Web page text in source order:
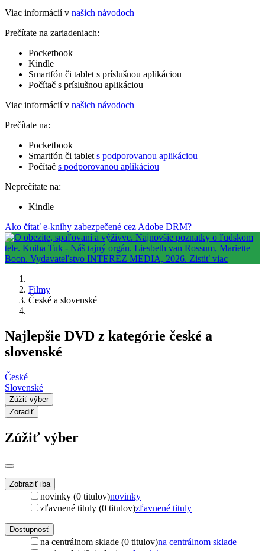
Viac informácií v našich návodoch
Prečítate na zariadeniach:
Pocketbook
Kindle
Smartfón či tablet s príslušnou aplikáciou
Počítač s príslušnou aplikáciou
Viac informácií v našich návodoch
Prečítate na:
Pocketbook
Smartfón či tablet s podporovanou aplikáciou
Počítač s podporovanou aplikáciou
Neprečítate na:
Kindle
Ako čítať e-knihy zabezpečené cez Adobe DRM?
Filmy
České a slovenské
Najlepšie DVD z kategórie české a
slovenské
České
Slovenské
Zúžiť výber
Zoradiť
Zúžiť výber
Zobraziť iba
novinky (0 titulov)novinky
zľavnené tituly (0 titulov)zľavnené tituly
Dostupnosť
na centrálnom sklade (0 titulov)na centrálnom sklade